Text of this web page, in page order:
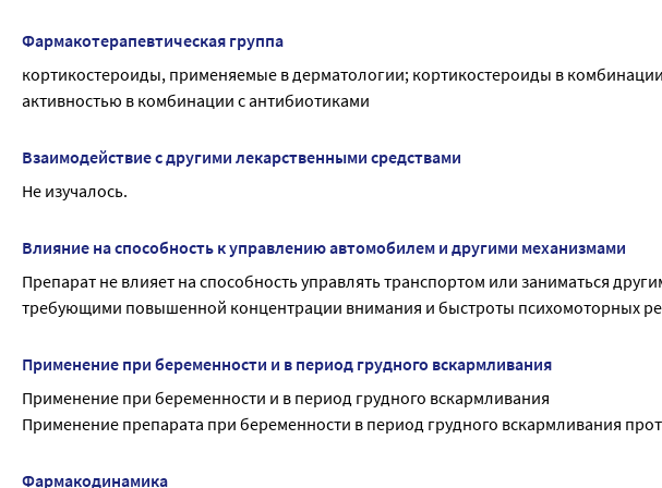
эффекты, не указанные в инструкции, сообщите об этом врачу.
Фармакотерапевтическая группа
кортикостероиды, применяемые в дерматологии; кортикостероиды в
активностью в комбинации с антибиотиками
Взаимодействие с другими лекарственными средствами
Не изучалось.
Влияние на способность к управлению автомобилем и другими механизмами
Препарат не влияет на способность управлять транспортом или заниматься
требующими повышенной концентрации внимания и быстроты психомоторных
Применение при беременности и в период грудного вскармливания
Применение при беременности и в период грудного вскармливания
Применение препарата при беременности в период грудного вскармливания
Фармакодинамика